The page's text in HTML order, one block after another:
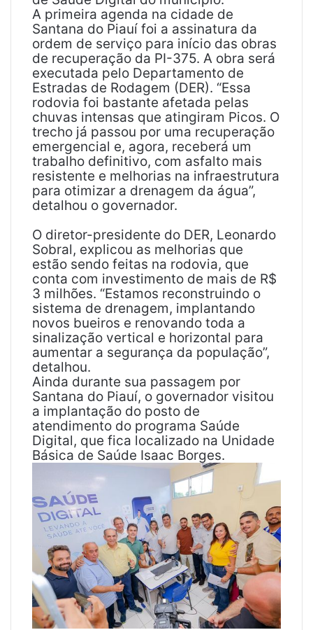
A primeira agenda na cidade de
Santana do Piauí foi a assinatura da
ordem de serviço para início das obras
de recuperação da PI-375. A obra será
executada pelo Departamento de
Estradas de Rodagem (DER). “Essa
rodovia foi bastante afetada pelas
chuvas intensas que atingiram Picos. O
trecho já passou por uma recuperação
emergencial e, agora, receberá um
trabalho definitivo, com asfalto mais
resistente e melhorias na infraestrutura
para otimizar a drenagem da água”,
detalhou o governador.
O diretor-presidente do DER, Leonardo
Sobral, explicou as melhorias que
estão sendo feitas na rodovia, que
conta com investimento de mais de R$
3 milhões. “Estamos reconstruindo o
sistema de drenagem, implantando
novos bueiros e renovando toda a
sinalização vertical e horizontal para
aumentar a segurança da população”,
detalhou.
Ainda durante sua passagem por
Santana do Piauí, o governador visitou
a implantação do posto de
atendimento do programa Saúde
Digital, que fica localizado na Unidade
Básica de Saúde Isaac Borges.